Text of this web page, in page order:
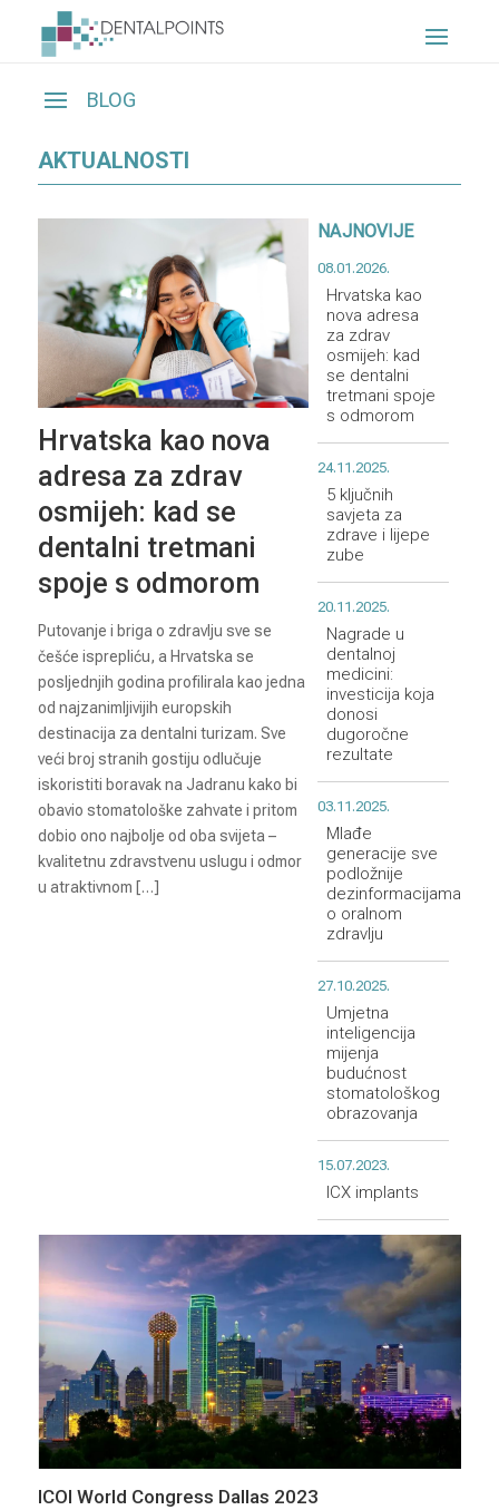
AKTUALNOSTI
Hrvatska kao nova
adresa za zdrav
osmijeh: kad se
dentalni tretmani
spoje s odmorom
Putovanje i briga o zdravlju sve se
češće isprepliću, a Hrvatska se
posljednjih godina profilirala kao jedna
od najzanimljivijih europskih
destinacija za dentalni turizam. Sve
veći broj stranih gostiju odlučuje
iskoristiti boravak na Jadranu kako bi
obavio stomatološke zahvate i pritom
dobio ono najbolje od oba svijeta –
kvalitetnu zdravstvenu uslugu i odmor
u atraktivnom […]
NAJNOVIJE
08.01.2026.
Hrvatska kao
nova adresa
za zdrav
osmijeh: kad
se dentalni
tretmani spoje
s odmorom
24.11.2025.
5 ključnih
savjeta za
zdrave i lijepe
zube
20.11.2025.
Nagrade u
dentalnoj
medicini:
investicija koja
donosi
dugoročne
rezultate
03.11.2025.
Mlađe
generacije sve
podložnije
dezinformacijama
o oralnom
zdravlju
27.10.2025.
Umjetna
inteligencija
mijenja
budućnost
stomatološkog
obrazovanja
15.07.2023.
ICX implants
ICOI World Congress Dallas 2023